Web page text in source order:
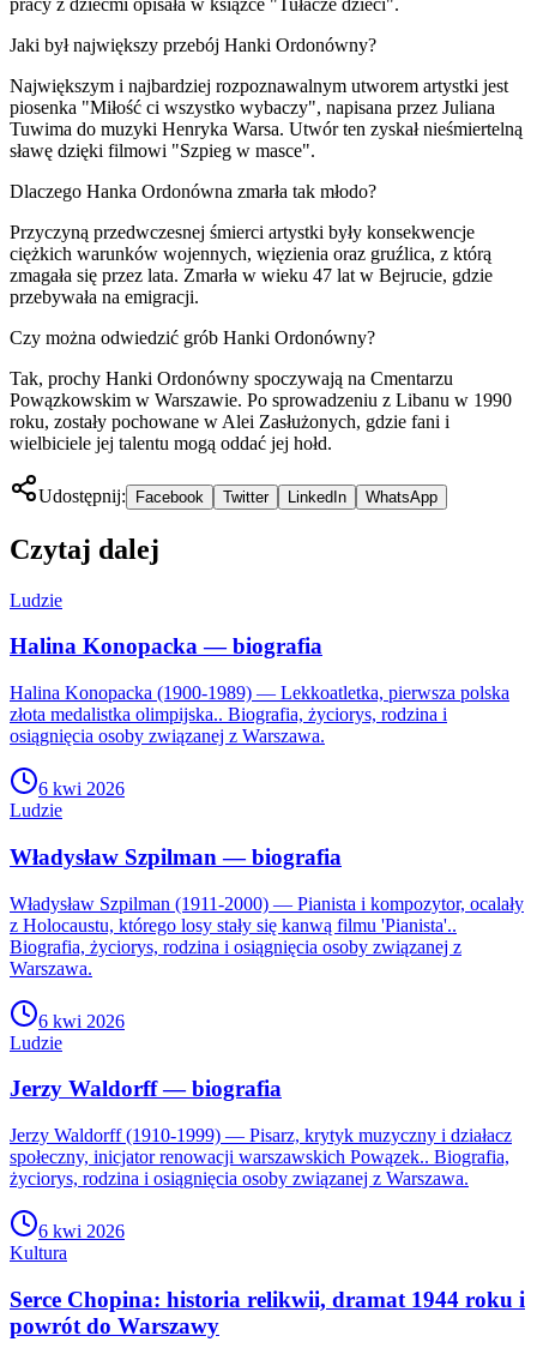
Jaki był największy przebój Hanki Ordonówny?
Największym i najbardziej rozpoznawalnym utworem artystki jest
piosenka "Miłość ci wszystko wybaczy", napisana przez Juliana
Tuwima do muzyki Henryka Warsa. Utwór ten zyskał nieśmiertelną
sławę dzięki filmowi "Szpieg w masce".
Dlaczego Hanka Ordonówna zmarła tak młodo?
Przyczyną przedwczesnej śmierci artystki były konsekwencje
ciężkich warunków wojennych, więzienia oraz gruźlica, z którą
zmagała się przez lata. Zmarła w wieku 47 lat w Bejrucie, gdzie
przebywała na emigracji.
Czy można odwiedzić grób Hanki Ordonówny?
Tak, prochy Hanki Ordonówny spoczywają na Cmentarzu
Powązkowskim w Warszawie. Po sprowadzeniu z Libanu w 1990
roku, zostały pochowane w Alei Zasłużonych, gdzie fani i
wielbiciele jej talentu mogą oddać jej hołd.
Udostępnij: Facebook Twitter LinkedIn WhatsApp
Czytaj dalej
Ludzie
Halina Konopacka — biografia
Halina Konopacka (1900-1989) — Lekkoatletka, pierwsza polska
złota medalistka olimpijska.. Biografia, życiorys, rodzina i
osiągnięcia osoby związanej z Warszawa.
6 kwi 2026
Ludzie
Władysław Szpilman — biografia
Władysław Szpilman (1911-2000) — Pianista i kompozytor, ocalały
z Holocaustu, którego losy stały się kanwą filmu 'Pianista'..
Biografia, życiorys, rodzina i osiągnięcia osoby związanej z
Warszawa.
6 kwi 2026
Ludzie
Jerzy Waldorff — biografia
Jerzy Waldorff (1910-1999) — Pisarz, krytyk muzyczny i działacz
społeczny, inicjator renowacji warszawskich Powązek.. Biografia,
życiorys, rodzina i osiągnięcia osoby związanej z Warszawa.
6 kwi 2026
Kultura
Serce Chopina: historia relikwii, dramat 1944 roku i
powrót do Warszawy